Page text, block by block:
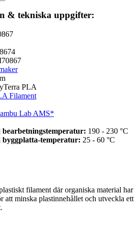
& tekniska uppgifter:
PLA
Filament
Lab AMS*
bearbetningstemperatur: 190 - 230 °C
byggplatta-temperatur: 25 - 60 °C
filament där organiska material har
att minska plastinnehållet och utveckla ett